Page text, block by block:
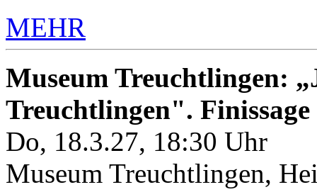
MEHR
Museum Treuchtlingen:
Treuchtlingen". Finissage
Do, 18.3.27, 18:30 Uhr
Museum Treuchtlingen,